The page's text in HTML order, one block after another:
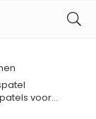
voor…